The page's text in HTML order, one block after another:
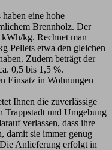
eine hohe
Brennholz. Der
kg. Rechnet man
Pellets etwa den gleichen
Zudem beträgt der
0,5 bis 1,5 %.
Einsatz in Wohnungen
Ihnen die zuverlässige
und Umgebung
verlassen, dass ihre
damit sie immer genug
Anlieferung erfolgt in